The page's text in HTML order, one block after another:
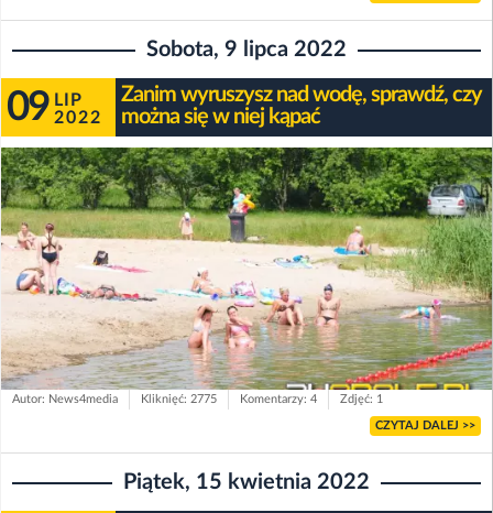
Sobota, 9 lipca 2022
09 LIP
2022
Zanim wyruszysz nad wodę, sprawdź, czy
można się w niej kąpać
Autor: News4media Kliknięć: 2775 Komentarzy: 4 Zdjęć: 1
CZYTAJ DALEJ >>
Piątek, 15 kwietnia 2022